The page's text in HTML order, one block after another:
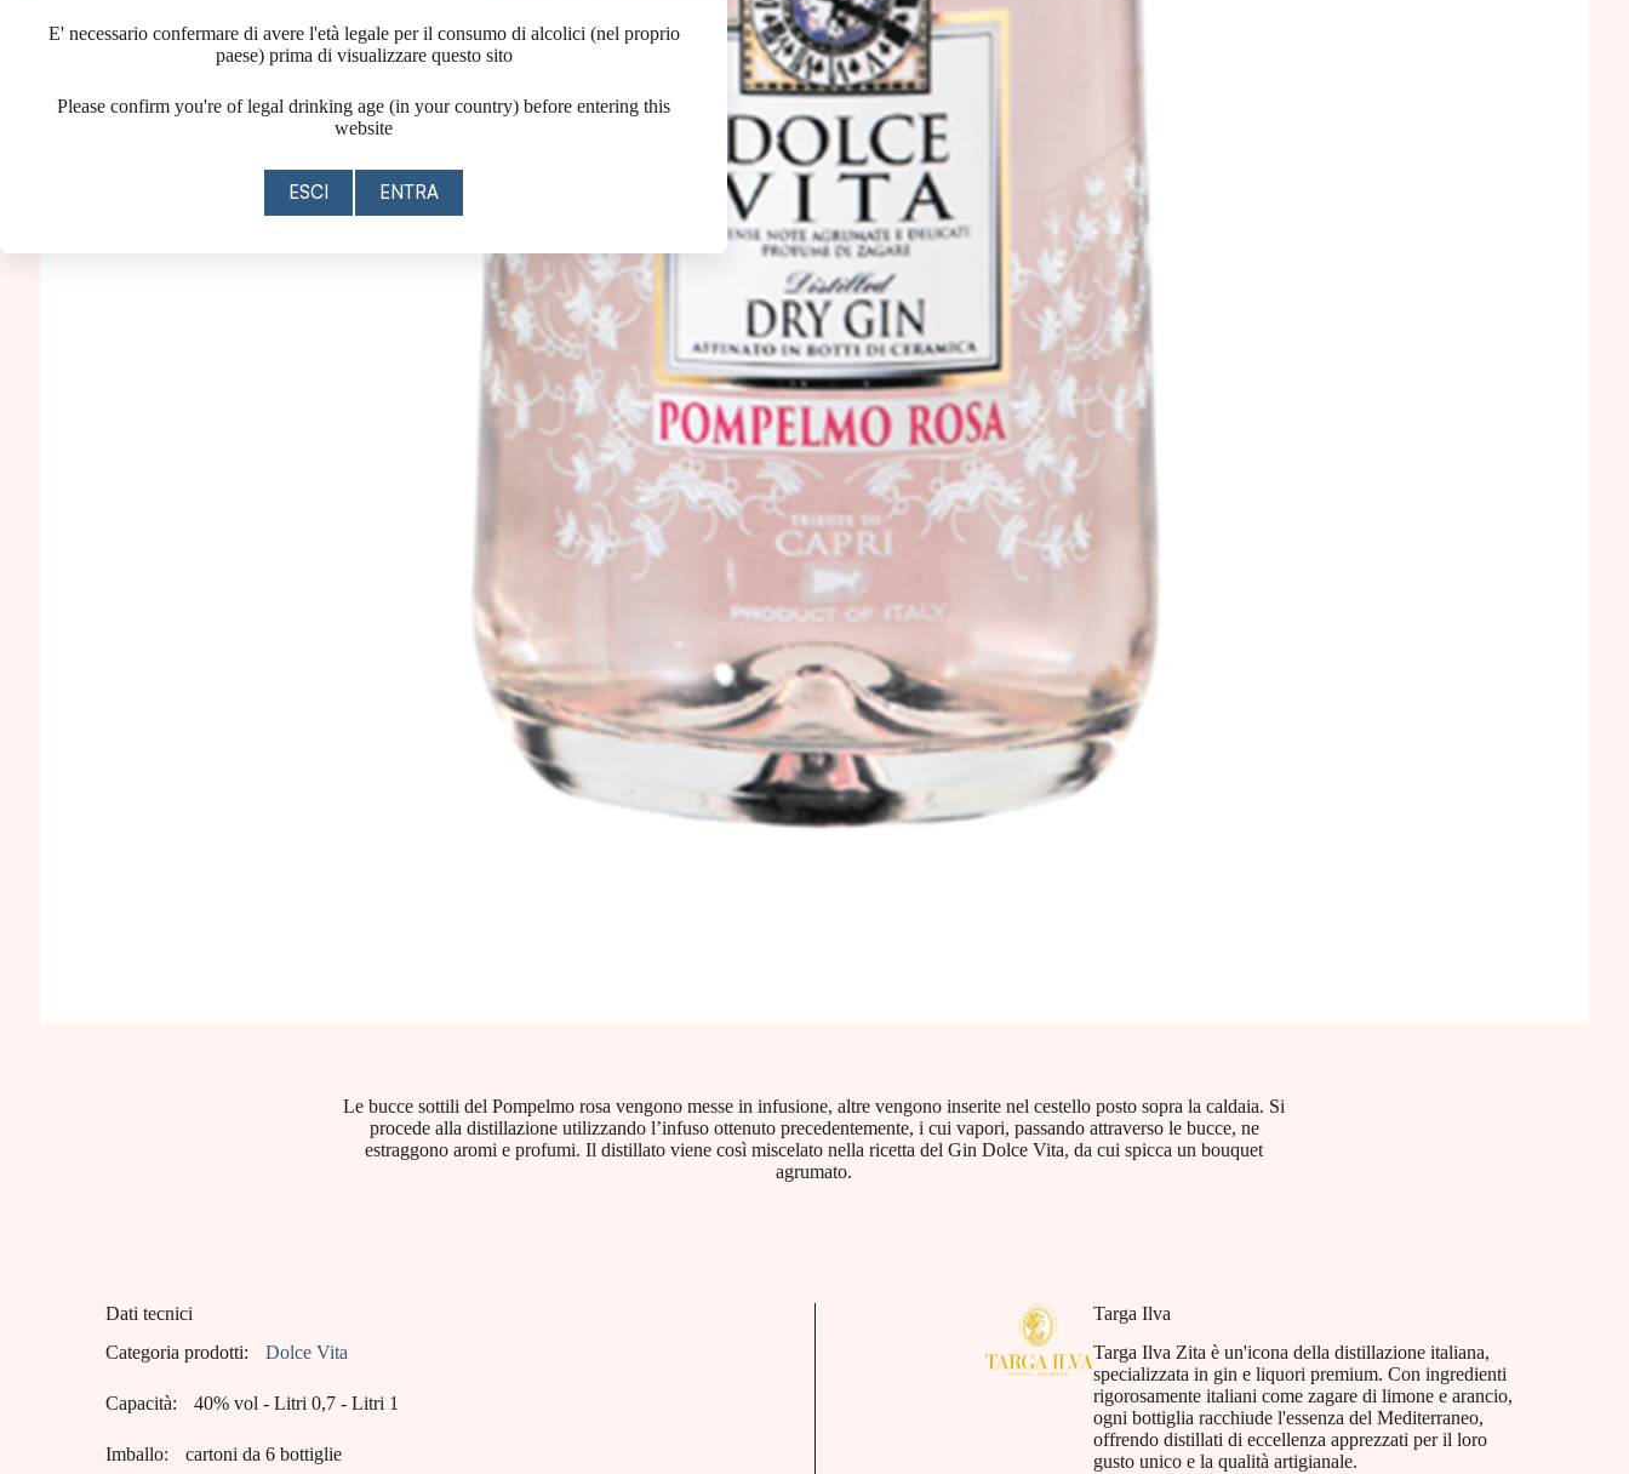
E' necessario confermare di avere l'età legale per il consumo di alcolici (nel proprio
paese) prima di visualizzare questo sito
Please confirm you're of legal drinking age (in your country) before entering this
website
ESCI ENTRA
Le bucce sottili del Pompelmo rosa vengono messe in infusione, altre vengono inserite nel cestello posto sopra la caldaia. Si
procede alla distillazione utilizzando l’infuso ottenuto precedentemente, i cui vapori, passando attraverso le bucce, ne
estraggono aromi e profumi. Il distillato viene così miscelato nella ricetta del Gin Dolce Vita, da cui spicca un bouquet
agrumato.
Dati tecnici
Categoria prodotti:
Dolce Vita
Capacità: 40% vol - Litri 0,7 - Litri 1
Imballo: cartoni da 6 bottiglie
Targa Ilva
Targa Ilva Zita è un'icona della distillazione italiana,
specializzata in gin e liquori premium. Con ingredienti
rigorosamente italiani come zagare di limone e arancio,
ogni bottiglia racchiude l'essenza del Mediterraneo,
offrendo distillati di eccellenza apprezzati per il loro
gusto unico e la qualità artigianale.